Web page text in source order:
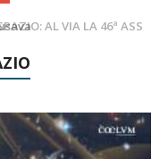
FIRENZE CAPITALE MONDIALE DELLO SPAZIO: AL VIA LA 46ª ASSEMBLEA SCIENTIFICA DEL COSPAR
2026